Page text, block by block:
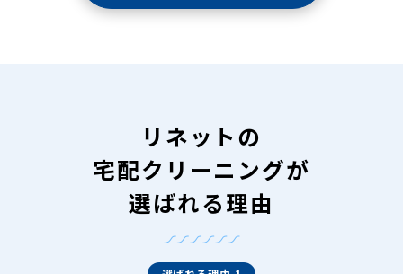
リネットの
宅配クリーニングが
選ばれる理由